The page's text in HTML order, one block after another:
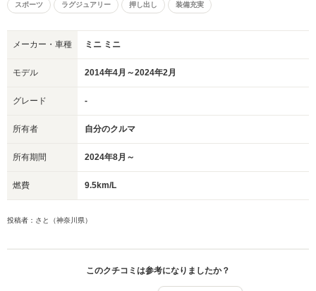
スポーツ ラグジュアリー 押し出し 装備充実
メーカー・車種 ミニ ミニ
モデル 2014年4月～2024年2月
グレード -
所有者 自分のクルマ
所有期間 2024年8月～
燃費 9.5km/L
投稿者：さと（神奈川県）
このクチコミは参考になりましたか？